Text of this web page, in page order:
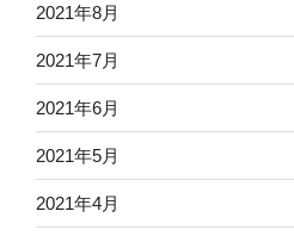
2021年8月
2021年7月
2021年6月
2021年5月
2021年4月